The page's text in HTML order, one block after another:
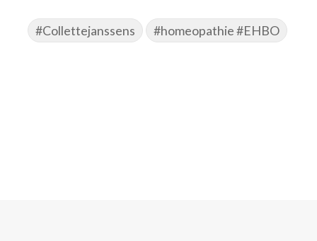
#Collettejanssens #homeopathie #EHBO